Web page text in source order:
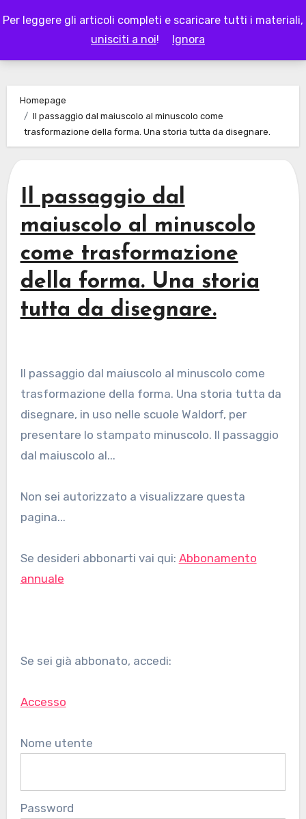
Per leggere gli articoli completi e scaricare tutti i materiali,
unisciti a noi! Ignora
to
LAPAPPADOLCE
Homepage
Il passaggio dal maiuscolo al minuscolo come
trasformazione della forma. Una storia tutta da disegnare.
Il passaggio dal
maiuscolo al minuscolo
come trasformazione
della forma. Una storia
tutta da disegnare.
Il passaggio dal maiuscolo al minuscolo come
trasformazione della forma. Una storia tutta da
disegnare, in uso nelle scuole Waldorf, per
presentare lo stampato minuscolo. Il passaggio
dal maiuscolo al...
Non sei autorizzato a visualizzare questa
pagina...
Se desideri abbonarti vai qui: Abbonamento
annuale
Se sei già abbonato, accedi:
Accesso
Nome utente
Password